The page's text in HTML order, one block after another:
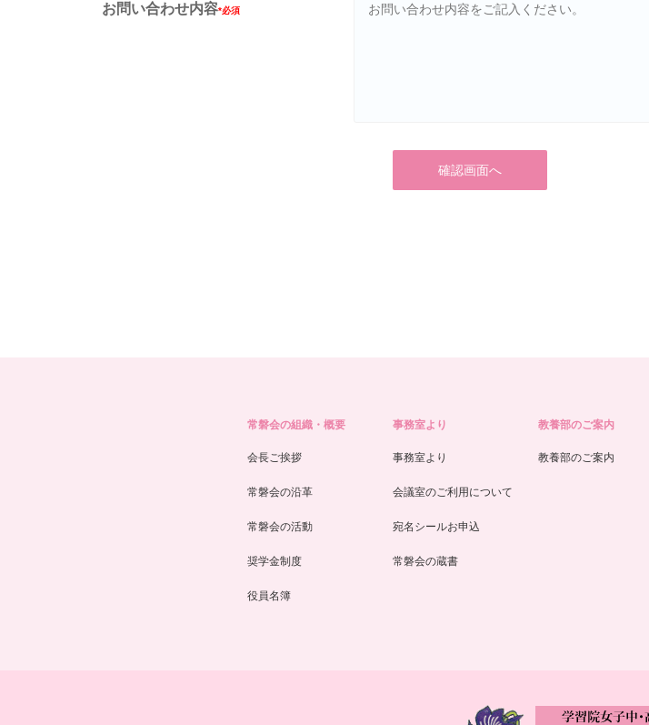
お問い合わせ内容*必須
常磐会の組織・概要
会長ご挨拶
常磐会の沿革
常磐会の活動
奨学金制度
役員名簿
事務室より
事務室より
会議室のご利用について
宛名シールお申込
常磐会の蔵書
教養部のご案内
教養部のご案内